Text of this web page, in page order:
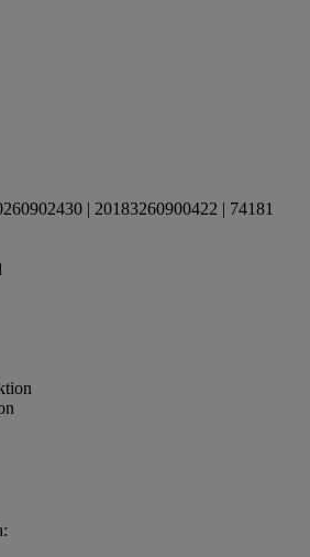
| 20183260900422 | 74181